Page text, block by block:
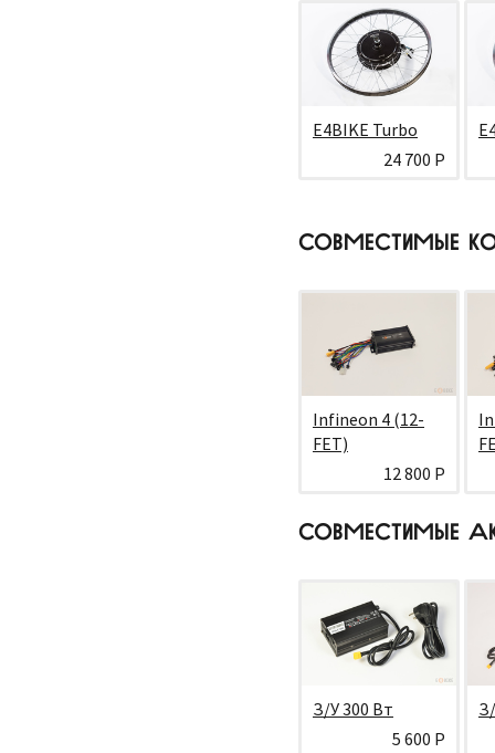
E4BIKE Turbo
24 700 Р
СОВМЕСТИМЫЕ
Infineon 4 (12-
FET)
12 800 Р
СОВМЕСТИМЫЕ
З/У 300 Вт
5 600 Р